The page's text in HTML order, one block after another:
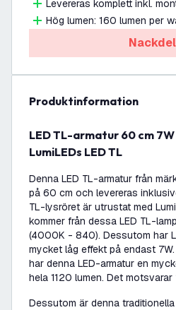
Levereras komplett inkl.
Hög lumen: 160 lumen per
produktinformation
LED TL-armatur 60 cm 7W - 4000K - IP65 - inkl.
LumiLEDs LED TL
Denna LED TL-armatur från
på 60 cm och levereras
TL-lysröret är utrustat med
kommer från dessa LED TL-
(4000K - 840). Dessutom har
mycket låg effekt på endast
har denna LED-armatur en
hela 1120 lumen. Det motsvarar
Dessutom är denna